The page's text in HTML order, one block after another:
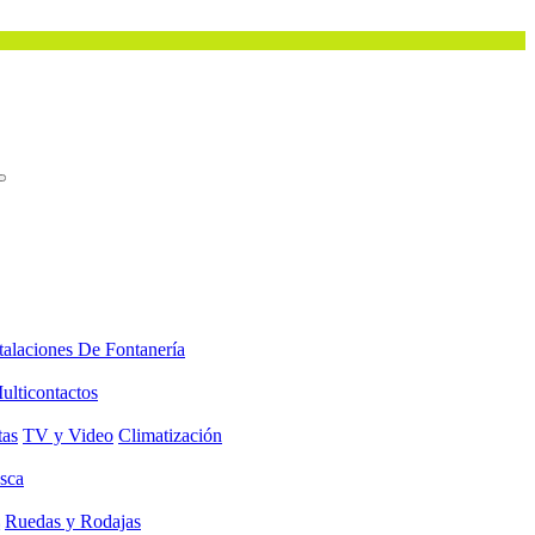
De Fontanería
TV y Video Climatización
Ruedas y Rodajas